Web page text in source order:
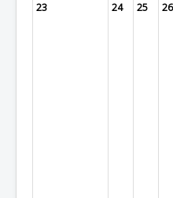
23 24 25 26